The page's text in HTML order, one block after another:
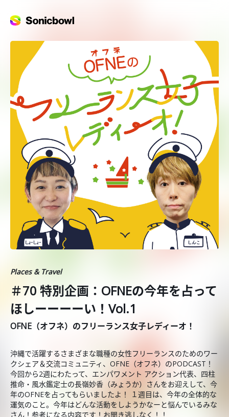
Places & Travel
＃70 特別企画：OFNEの今年を占って
ほしーーーーい！Vol.1
OFNE（オフネ）のフリーランス女子レディーオ！
沖縄で活躍するさまざまな職種の女性フリーランスのためのワー
クシェア＆交流コミュニティ、OFNE（オフネ）のPODCAST！
今回から2週にわたって、エンパワメント アクション代表、四柱
推命・風水鑑定士の長嶺妙香（みょうか）さんをお迎えして、今
年のOFNEを占ってもらいましたよ！ １週目は、今年の全体的な
運気のこと。今年はどんな活動をしようかなーと悩んでいるみな
さん！参考になる内容です！お聞き逃しなく！！